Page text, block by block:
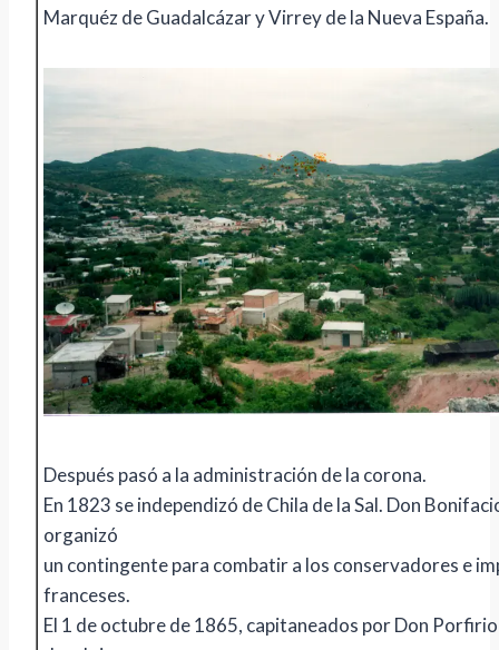
Marquéz de Guadalcázar y Virrey de la Nueva España.
Después pasó a la administración de la corona.
En 1823 se independizó de Chila de la Sal. Don
organizó
un contingente para combatir a los conservadores e
franceses.
El 1 de octubre de 1865, capitaneados por Don